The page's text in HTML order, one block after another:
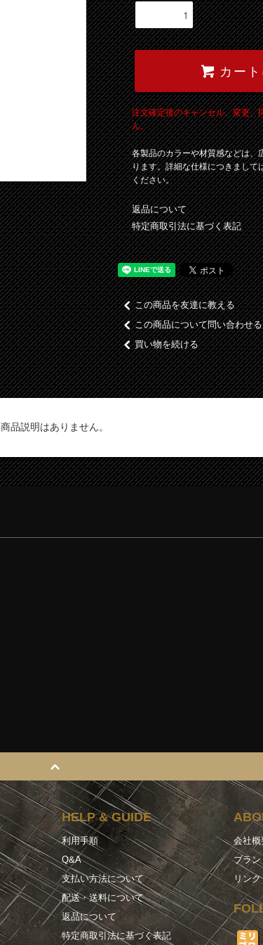
カー
注文確定後のキャンセル、変更、
ん。
各製品のカラーや材質感などは、
ります。詳細な仕様につきまして
ください。
返品について
特定商取引法に基づく表記
この商品を友達に教える
この商品について問い合わせる
買い物を続ける
商品説明はありません。
HELP & GUIDE
利用手順
Q&A
支払い方法について
配送・送料について
返品について
特定商取引法に基づく表記
会社概
ブラン
リンク